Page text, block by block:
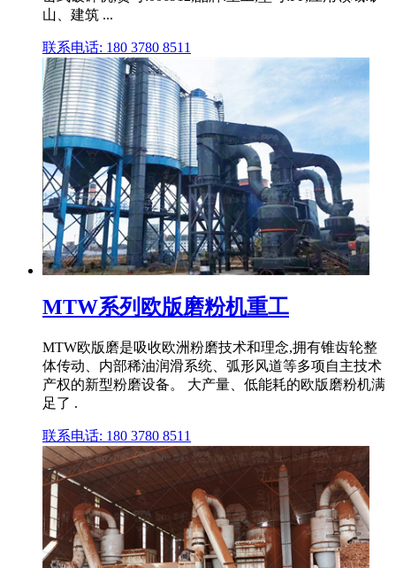
山、建筑 ...
联系电话: 180 3780 8511
MTW系列欧版磨粉机重工
MTW欧版磨是吸收欧洲粉磨技术和理念,拥有锥齿轮整
体传动、内部稀油润滑系统、弧形风道等多项自主技术
产权的新型粉磨设备。 大产量、低能耗的欧版磨粉机满
足了 .
联系电话: 180 3780 8511